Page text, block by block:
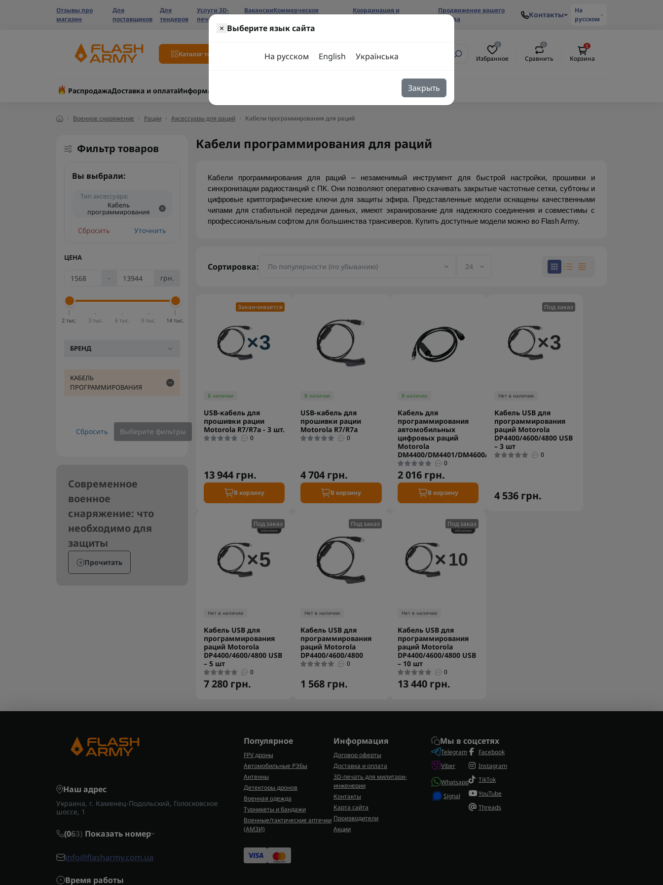
Отзывы про
магазин
Для
поставщиков
Для
тендеров
Услуги 3D-
печати
ВакансииКоммерческое
Координация и
Продвижение вашего
бренда
Контакты
На
русском
Каталог товаров
0
Избранное
0
Сравнить
0
Корзина
РаспродажаДоставка и оплатаИнформация
Военное снаряжение Рации Аксессуары для раций Кабели программирования для раций
× Выберите язык сайта
На русском English Українська
Закрыть
Фильтр товаров
Вы выбрали:
Тип аксессуара:
Кабель
программирования
Сбросить Уточнить
ЦЕНА
- грн.
2 тыс. 3 тыс. 6 тыс. 9 тыс. 14 тыс.
БРЕНД
КАБЕЛЬ
ПРОГРАММИРОВАНИЯ
Сбросить Выберите фильтры
Современное
военное
снаряжение: что
необходимо для
защиты
Прочитать
Кабели программирования для раций
Кабели программирования для раций – незаменимый инструмент для быстрой настройки, прошивки и
синхронизации радиостанций с ПК. Они позволяют оперативно скачивать закрытые частотные сетки, субтоны и
цифровые криптографические ключи для защиты эфира. Представленные модели оснащены качественными
чипами для стабильной передачи данных, имеют экранирование для надежного соединения и совместимы с
профессиональным софтом для большинства трансиверов. Купить доступные модели можно во Flash Army.
Сортировка:
Заканчивается
В наличии
USB-кабель для
прошивки рации
Motorola R7/R7a - 3 шт.
0
13 944 грн.
В корзину
В наличии
USB-кабель для
прошивки рации
Motorola R7/R7a
0
4 704 грн.
В корзину
В наличии
Кабель для
программирования
автомобильных
цифровых раций
Motorola
DM4400/DM4401/DM4600/DM4601
0
2 016 грн.
В корзину
Под заказ
Нет в наличии
Кабель USB для
программирования
раций Motorola
DP4400/4600/4800 USB
– 3 шт
0
4 536 грн.
Под заказ
Нет в наличии
Кабель USB для
программирования
раций Motorola
DP4400/4600/4800 USB
– 5 шт
0
7 280 грн.
Под заказ
Нет в наличии
Кабель USB для
программирования
раций Motorola
DP4400/4600/4800
0
1 568 грн.
Под заказ
Нет в наличии
Кабель USB для
программирования
раций Motorola
DP4400/4600/4800 USB
– 10 шт
0
13 440 грн.
Наш адрес
Украина, г. Каменец-Подольский, Голосковское
шоссе, 1
(063) Показать номер
info@flasharmy.com.ua
Время работы
Популярное
FPV дроны
Автомобильные РЭБы
Антенны
Детекторы дронов
Военная одежда
Турникеты и бандажи
Военные/тактические аптечки
(AMЗИ)
Информация
Договор оферты
Доставка и оплата
3D-печать для милитари-
инженерии
Контакты
Карта сайта
Производители
Акции
Мы в соцсетях
Telegram
Viber
Whatsapp
Signal
Facebook
Instagram
TikTok
YouTube
Threads